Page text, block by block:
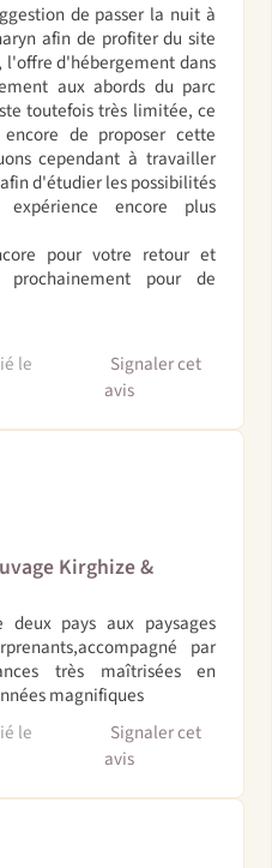
de passer la nuit à
afin de profiter du site
l'offre d'hébergement dans
aux abords du parc
toutefois très limitée, ce
de proposer cette
cependant à travailler
d'étudier les possibilités
encore plus
pour votre retour et
prochainement pour de
le
Signaler cet
avis
Kirghize &
deux pays aux paysages
par
très maîtrisées en
magnifiques
le
Signaler cet
avis